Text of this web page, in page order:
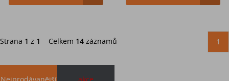
Strana 1 z 1 Celkem 14 záznamů 1